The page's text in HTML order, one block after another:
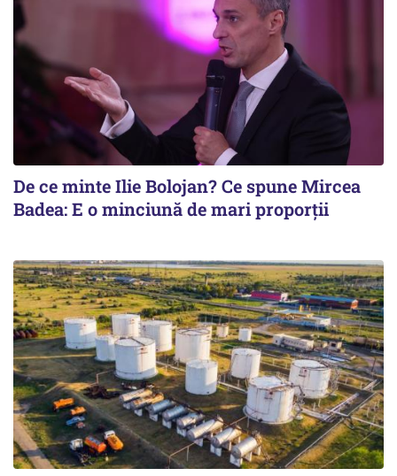
De ce minte Ilie Bolojan? Ce spune Mircea
Badea: E o minciună de mari proporții